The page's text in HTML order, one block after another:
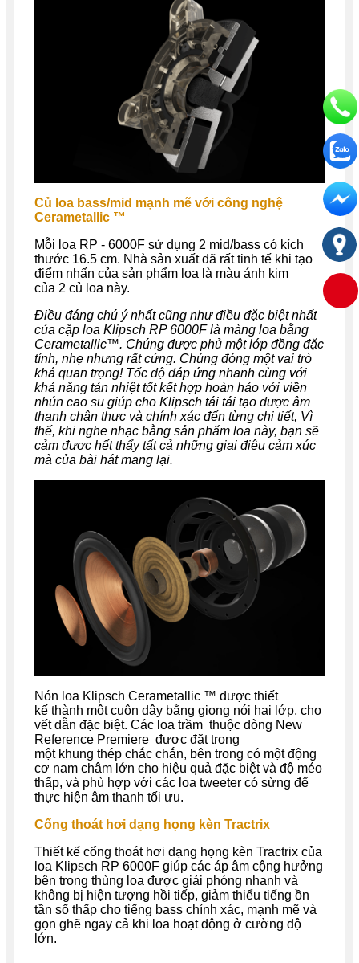
Củ loa bass/mid mạnh mẽ với công nghệ
Cerametallic ™
Mỗi loa RP - 6000F sử dụng 2 mid/bass có kích
thước 16.5 cm. Nhà sản xuất đã rất tinh tế khi tạo
điểm nhấn của sản phẩm loa là màu ánh kim
của 2 củ loa này.
Điều đáng chú ý nhất cũng như điều đặc biệt nhất
của cặp loa Klipsch RP 6000F là màng loa bằng
Cerametallic™. Chúng được phủ một lớp đồng đặc
tính, nhẹ nhưng rất cứng. Chúng đóng một vai trò
khá quan trọng! Tốc độ đáp ứng nhanh cùng với
khả năng tản nhiệt tốt kết hợp hoàn hảo với viền
nhún cao su giúp cho Klipsch tái tái tạo được âm
thanh chân thực và chính xác đến từng chi tiết, Vì
thế, khi nghe nhạc bằng sản phẩm loa này, bạn sẽ
cảm được hết thẩy tất cả những giai điệu cảm xúc
mà của bài hát mang lại.
Nón loa Klipsch Cerametallic ™ được thiết
kế thành một cuộn dây bằng giọng nói hai lớp, cho
vết dẫn đặc biệt. Các loa trầm thuộc dòng New
Reference Premiere được đặt trong
một khung thép chắc chắn, bên trong có một động
cơ nam châm lớn cho hiệu quả đặc biệt và độ méo
thấp, và phù hợp với các loa tweeter có sừng để
thực hiện âm thanh tối ưu.
Cổng thoát hơi dạng họng kèn Tractrix
Thiết kế cổng thoát hơi dạng họng kèn Tractrix của
loa Klipsch RP 6000F giúp các áp âm cộng hưởng
bên trong thùng loa được giải phóng nhanh và
không bị hiện tượng hồi tiếp, giảm thiểu tiếng ồn
tần số thấp cho tiếng bass chính xác, mạnh mẽ và
gọn ghẽ ngay cả khi loa hoạt động ở cường độ
lớn.